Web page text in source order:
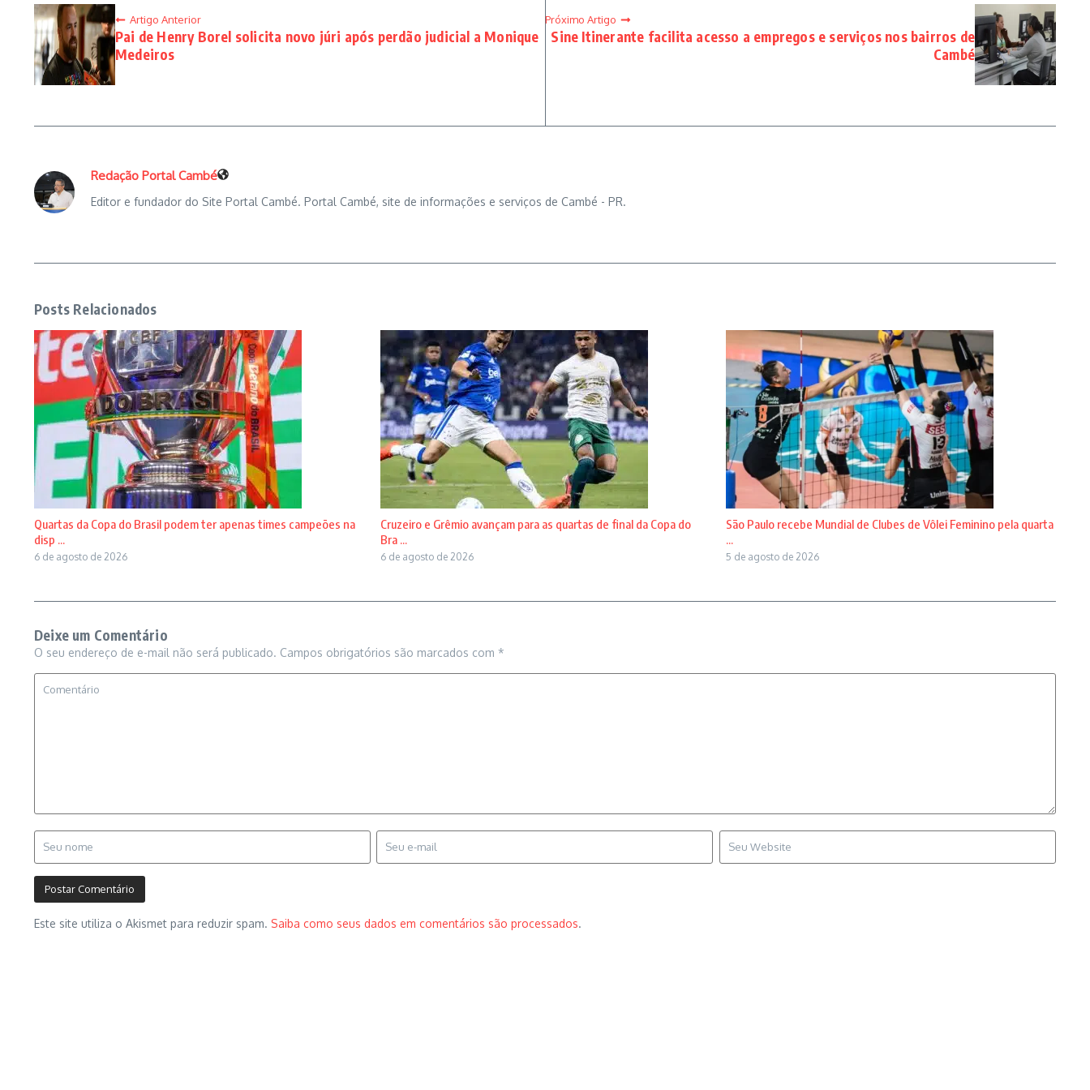
Artigo Anterior
Pai de Henry Borel solicita novo júri após perdão judicial a Monique
Medeiros
Próximo Artigo
Sine Itinerante facilita acesso a empregos e serviços nos bairros de
Cambé
Redação Portal Cambé
Editor e fundador do Site Portal Cambé. Portal Cambé, site de informações e serviços de Cambé - PR.
Posts Relacionados
Quartas da Copa do Brasil podem ter apenas times campeões na
disp ...
6 de agosto de 2026
Cruzeiro e Grêmio avançam para as quartas de final da Copa do
Bra ...
6 de agosto de 2026
São Paulo recebe Mundial de Clubes de Vôlei Feminino pela quarta
...
5 de agosto de 2026
Deixe um Comentário
O seu endereço de e-mail não será publicado. Campos obrigatórios são marcados com *
Este site utiliza o Akismet para reduzir spam. Saiba como seus dados em comentários são processados.